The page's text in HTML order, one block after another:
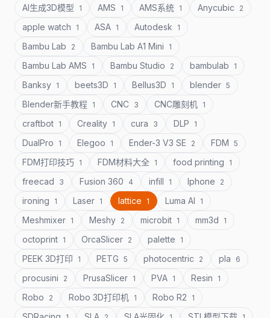
AI生成3D模型 1 AMS 1 AMS系统 1 Anycubic 2
apple watch 1 ASA 1 Autodesk 1
Bambu Lab 2 Bambu Lab A1 Mini 1
Bambu Lab AMS 1 Bambu Studio 2 bambulab 1
Banksy 1 beets3D 1 Bellus3D 1 blender 5
Blender新手教程 1 CNC 3 CNC雕刻机 1
craftbot 1 Creality 1 cura 3 DLP 1
DualPro 1 Elegoo 1 Ender-3 V3 SE 2 FDM 5
FDM打印技巧 1 FDM材料大全 1 food printing 1
freecad 3 Fusion 360 4 infill 1 Iphone 2
ironing 1 Laser 1 lattice 1 Luma AI 1
Meshmixer 1 Meshy 2 microbit 1 mm3d 1
octoprint 1 OrcaSlicer 2 palette 1
PEEK 3D打印 1 PETG 5 photocentric 2 pla 6
procusini 2 PrusaSlicer 1 PVA 1 Resin 1
Robo 2 Robo 3D打印机 1 Robo R2 1